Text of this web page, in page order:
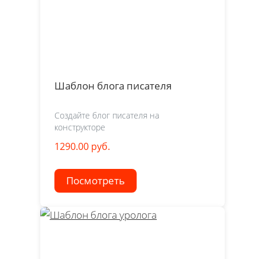
Шаблон блога писателя
Создайте блог писателя на
конструкторе
1290.00 руб.
Посмотреть